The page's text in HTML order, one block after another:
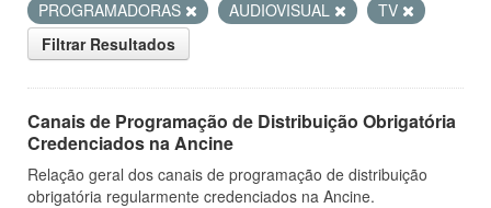
PROGRAMADORAS
AUDIOVISUAL
TV
Filtrar Resultados
Canais de Programação de Distribuição Obrigatória
Credenciados na Ancine
Relação geral dos canais de programação de distribuição
obrigatória regularmente credenciados na Ancine.